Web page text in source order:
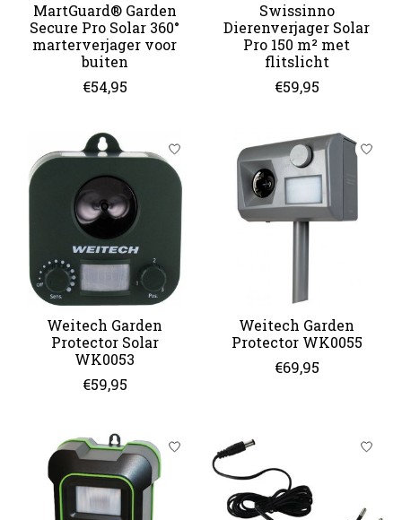
MartGuard® Garden
Secure Pro Solar 360°
marterverjager voor
buiten
€54,95
Swissinno
Dierenverjager Solar
Pro 150 m² met
flitslicht
€59,95
Weitech Garden
Protector Solar
WK0053
€59,95
Weitech Garden
Protector WK0055
€69,95